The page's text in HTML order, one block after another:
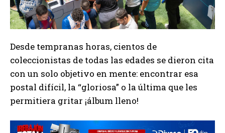
Desde tempranas horas, cientos de
coleccionistas de todas las edades se dieron cita
con un solo objetivo en mente: encontrar esa
postal difícil, la “gloriosa” o la última que les
permitiera gritar ¡álbum lleno!